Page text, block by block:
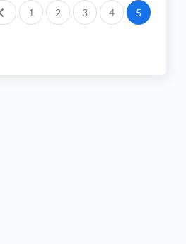
Пред.
1 2 3 4 5